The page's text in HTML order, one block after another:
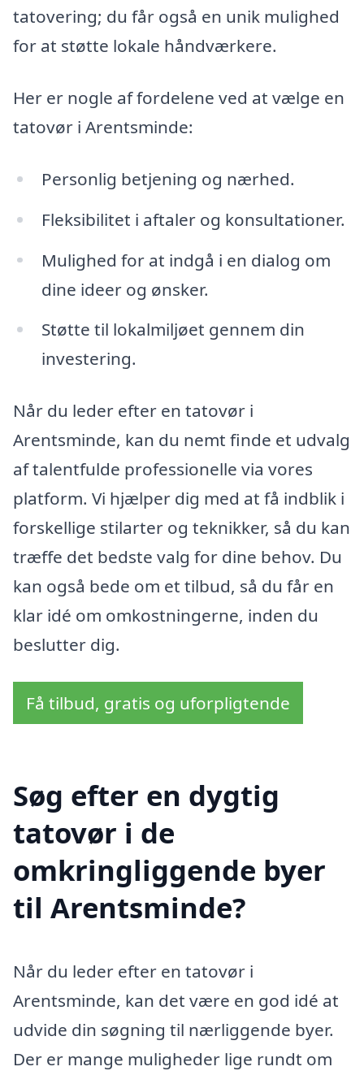
tatovering; du får også en unik mulighed
for at støtte lokale håndværkere.
Her er nogle af fordelene ved at vælge en
tatovør i Arentsminde:
Personlig betjening og nærhed.
Fleksibilitet i aftaler og konsultationer.
Mulighed for at indgå i en dialog om
dine ideer og ønsker.
Støtte til lokalmiljøet gennem din
investering.
Når du leder efter en tatovør i
Arentsminde, kan du nemt finde et udvalg
af talentfulde professionelle via vores
platform. Vi hjælper dig med at få indblik i
forskellige stilarter og teknikker, så du kan
træffe det bedste valg for dine behov. Du
kan også bede om et tilbud, så du får en
klar idé om omkostningerne, inden du
beslutter dig.
Få tilbud, gratis og uforpligtende
Søg efter en dygtig
tatovør i de
omkringliggende byer
til Arentsminde?
Når du leder efter en tatovør i
Arentsminde, kan det være en god idé at
udvide din søgning til nærliggende byer.
Der er mange muligheder lige rundt om